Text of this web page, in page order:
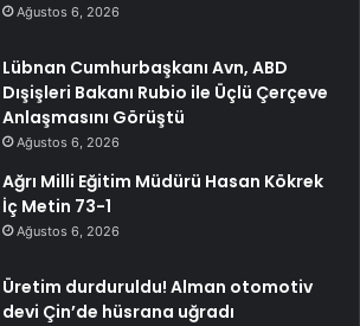
Ağustos 6, 2026
Lübnan Cumhurbaşkanı Avn, ABD
Dışişleri Bakanı Rubio ile Üçlü Çerçeve
Anlaşmasını Görüştü
Ağustos 6, 2026
Ağrı Milli Eğitim Müdürü Hasan Kökrek
İç Metin 73-1
Ağustos 6, 2026
Üretim durduruldu! Alman otomotiv
devi Çin’de hüsrana uğradı